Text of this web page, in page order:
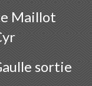
Maillot
sortie